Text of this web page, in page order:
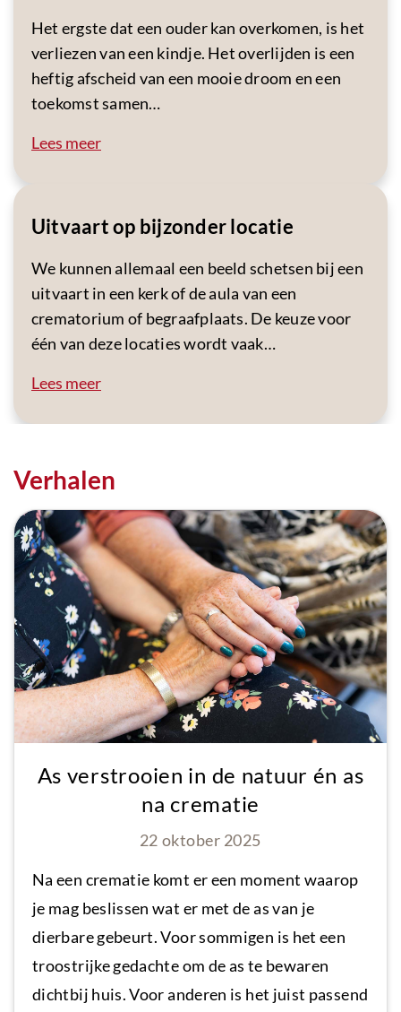
Het ergste dat een ouder kan overkomen, is het
verliezen van een kindje. Het overlijden is een
heftig afscheid van een mooie droom en een
toekomst samen…
Lees meer
Uitvaart op bijzonder locatie
We kunnen allemaal een beeld schetsen bij een
uitvaart in een kerk of de aula van een
crematorium of begraafplaats. De keuze voor
één van deze locaties wordt vaak…
Lees meer
Verhalen
As verstrooien in de natuur én as
na crematie
22 oktober 2025
Na een crematie komt er een moment waarop
je mag beslissen wat er met de as van je
dierbare gebeurt. Voor sommigen is het een
troostrijke gedachte om de as te bewaren
dichtbij huis. Voor anderen is het juist passend